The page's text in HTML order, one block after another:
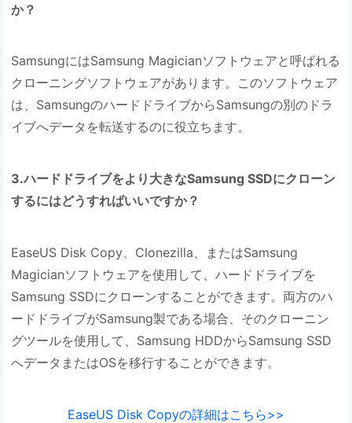
か？
SamsungにはSamsung Magicianソフトウェアと呼ばれる
クローニングソフトウェアがあります。このソフトウェア
は、SamsungのハードドライブからSamsungの別のドラ
イブへデータを転送するのに役立ちます。
3.ハードドライブをより大きなSamsung SSDにクローン
するにはどうすればいいですか？
EaseUS Disk Copy、Clonezilla、またはSamsung
Magicianソフトウェアを使用して、ハードドライブを
Samsung SSDにクローンすることができます。両方のハ
ードドライブがSamsung製である場合、そのクローニン
グツールを使用して、Samsung HDDからSamsung SSD
へデータまたはOSを移行することができます。
EaseUS Disk Copyの詳細はこちら>>